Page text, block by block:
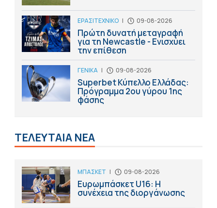
ΕΡΑΣΙΤΕΧΝΙΚΟ | 09-08-2026
Πρώτη δυνατή μεταγραφή
για τη Newcastle - Ενισχύει
την επίθεση
ΓΕΝΙΚΑ | 09-08-2026
Superbet Κύπελλο Ελλάδας:
Πρόγραμμα 2ου γύρου 1ης
φάσης
ΤΕΛΕΥΤΑΙΑ ΝΕΑ
ΜΠΑΣΚΕΤ | 09-08-2026
Ευρωμπάσκετ U16: Η
συνέχεια της διοργάνωσης